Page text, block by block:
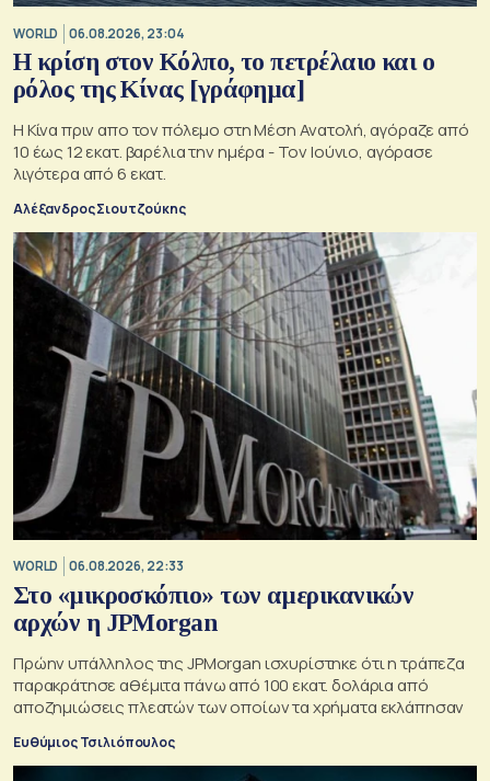
WORLD 06.08.2026, 23:04
Η κρίση στoν Κόλπο, το πετρέλαιο και ο
ρόλος της Κίνας [γράφημα]
Η Κίνα πριν απο τον πόλεμο στη Μέση Ανατολή, αγόραζε από
10 έως 12 εκατ. βαρέλια την ημέρα - Τον Ιούνιο, αγόρασε
λιγότερα από 6 εκατ.
Αλέξανδρος Σιουτζούκης
WORLD 06.08.2026, 22:33
Στο «μικροσκόπιο» των αμερικανικών
αρχών η JPMorgan
Πρώην υπάλληλος της JPMorgan ισχυρίστηκε ότι η τράπεζα
παρακράτησε αθέμιτα πάνω από 100 εκατ. δολάρια από
αποζημιώσεις πλεατών των οποίων τα χρήματα εκλάπησαν
Ευθύμιος Τσιλιόπουλος